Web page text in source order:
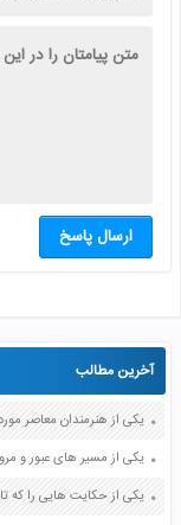
ارسال پاسخ
آخرین مطالب
یکی از مسیر های عبور و